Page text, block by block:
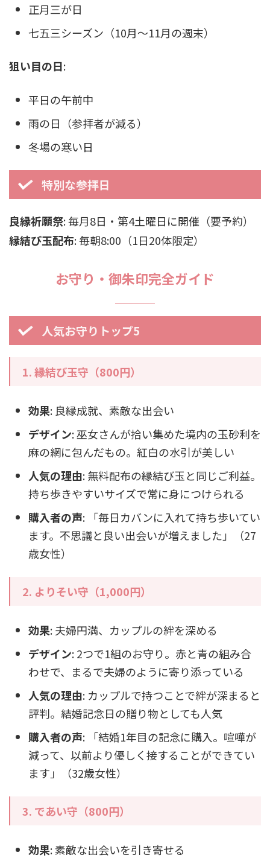
正月三が日
七五三シーズン（10月〜11月の週末）
狙い目の日:
平日の午前中
雨の日（参拝者が減る）
冬場の寒い日
特別な参拝日
良縁祈願祭: 毎月8日・第4土曜日に開催（要予約）
縁結び玉配布: 毎朝8:00（1日20体限定）
お守り・御朱印完全ガイド
人気お守りトップ5
1. 縁結び玉守（800円）
効果: 良縁成就、素敵な出会い
デザイン: 巫女さんが拾い集めた境内の玉砂利を
麻の網に包んだもの。紅白の水引が美しい
人気の理由: 無料配布の縁結び玉と同じご利益。
持ち歩きやすいサイズで常に身につけられる
購入者の声: 「毎日カバンに入れて持ち歩いてい
ます。不思議と良い出会いが増えました」（27
歳女性）
2. よりそい守（1,000円）
効果: 夫婦円満、カップルの絆を深める
デザイン: 2つで1組のお守り。赤と青の組み合
わせで、まるで夫婦のように寄り添っている
人気の理由: カップルで持つことで絆が深まると
評判。結婚記念日の贈り物としても人気
購入者の声: 「結婚1年目の記念に購入。喧嘩が
減って、以前より優しく接することができてい
ます」（32歳女性）
3. であい守（800円）
効果: 素敵な出会いを引き寄せる